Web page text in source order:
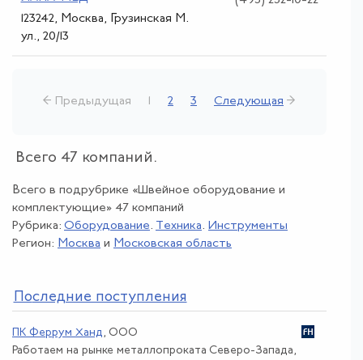
123242, Москва, Грузинская М.
ул., 20/13
← Предыдущая 2 3 Следующая →
Всего 47 компаний.
Всего в подрубрике «Швейное оборудование и
комплектующие» 47 компаний
Рубрика: Оборудование. Техника. Инструменты
Регион: Москва и Московская область
Последние поступления
ПК Феррум Ханд , ООО
Работаем на рынке металлопроката Северо-Запада,